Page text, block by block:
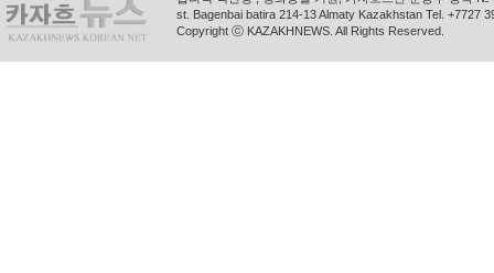
st. Bagenbai batira 214-13 Almaty Kazakhstan Tel. +7727
Copyright ⓒ KAZAKHNEWS. All Rights Reserved.